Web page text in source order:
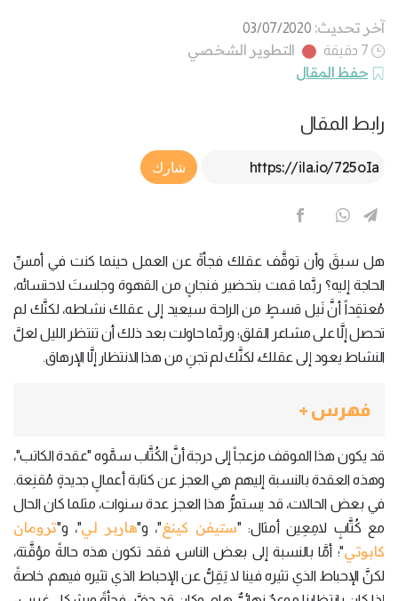
آخر تحديث: 03/07/2020
7 دقيقة
التطوير الشخصي
حفظ المقال
رابط المقال
Article Link
شارك
هل سبقَ وأن توقَّف عقلك فجأةً عن العمل حينما كنت في أمسِّ
الحاجة إليه؟ ربَّما قمت بتحضير فنجانٍ من القهوة وجلستَ لاحتسائه،
مُعتقِداً أنَّ نَيل قسطٍ من الراحة سيعيد إلى عقلك نشاطه، لكنَّك لم
تحصل إلَّا على مشاعر القلق؛ وربَّما حاولت بعد ذلك أن تنتظر الليل لعلَّ
النشاط يعود إلى عقلك، لكنَّك لم تجنِ من هذا الانتظار إلَّا الإرهاق.
فهرس +
قد يكون هذا الموقف مزعجاً إلى درجة أنَّ الكُتَّاب سمَّوه "عقدة الكاتب"،
وهذه العقدة بالنسبة إليهم هي العجز عن كتابة أعمالٍ جديدةٍ مُقنِعة.
في بعض الحالات، قد يستمرُّ هذا العجز عدة سنوات، مثلما كان الحال
مع كُتَّابٍ لامِعِين أمثال: "ستيفن كينغ"، و"هاربر لي"، و"ترومان
كابوتي"؛ أمَّا بالنسبة إلى بعض الناس، فقد تكون هذه حالةً مؤقَّتة،
لكنَّ الإحباط الذي تثيره فينا لا يَقِلُّ عن الإحباط الذي تثيره فيهم، خاصةً